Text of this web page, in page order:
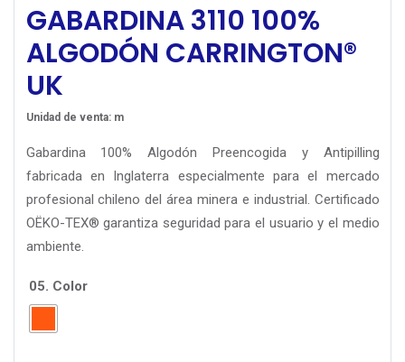
GABARDINA 3110 100%
ALGODÓN CARRINGTON®
UK
Unidad de venta: m
Gabardina 100% Algodón Preencogida y Antipilling
fabricada en Inglaterra especialmente para el mercado
profesional chileno del área minera e industrial. Certificado
OËKO-TEX® garantiza seguridad para el usuario y el medio
ambiente.
05. Color